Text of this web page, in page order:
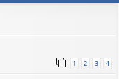
1 2 3 4